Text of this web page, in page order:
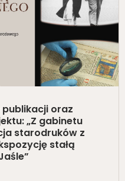
oraz
„Z gabinetu
starodruków z
stałą